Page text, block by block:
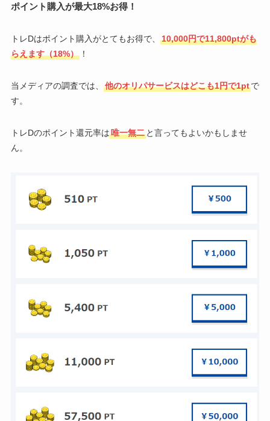
ポイント購入が最大18%お得！
トレDはポイント購入がとてもお得で、
10,000円で11,800ptがも
らえます（18%）！
当メディアの調査では、 他のオリパサービスはどこも1円で1ptで
す。
トレDのポイント還元率は唯一無二と言ってもよいかもしませ
ん。